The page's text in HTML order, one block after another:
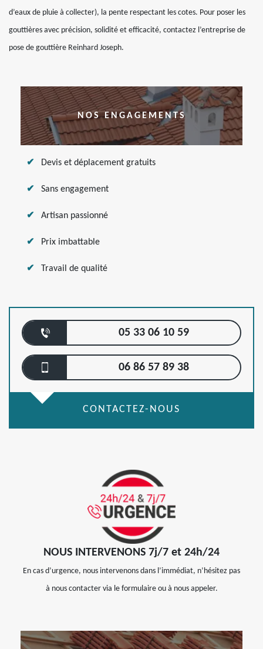
d’eaux de pluie à collecter), la pente respectant les cotes. Pour poser les
gouttières avec précision, solidité et efficacité, contactez l’entreprise de
pose de gouttière Reinhard Joseph.
NOS ENGAGEMENTS
Devis et déplacement gratuits
Sans engagement
Artisan passionné
Prix imbattable
Travail de qualité
05 33 06 10 59
06 86 57 89 38
CONTACTEZ-NOUS
NOUS INTERVENONS 7j/7 et 24h/24
En cas d’urgence, nous intervenons dans l’immédiat, n’hésitez pas
à nous contacter via le formulaire ou à nous appeler.